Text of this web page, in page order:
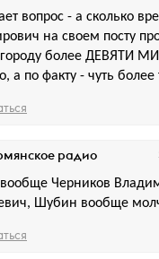
вопрос - а сколько
на своем посту
более ДЕВЯТИ
а по факту - чуть более
Черников
Шубин вообще
радио